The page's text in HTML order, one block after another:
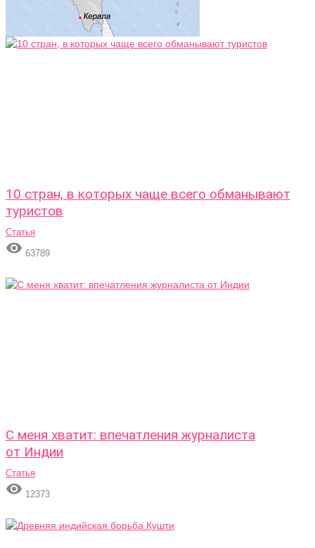
10 стран, в которых чаще всего обманывают
туристов
Статья
 63789
С меня хватит: впечатления журналиста
от Индии
Статья
 12373